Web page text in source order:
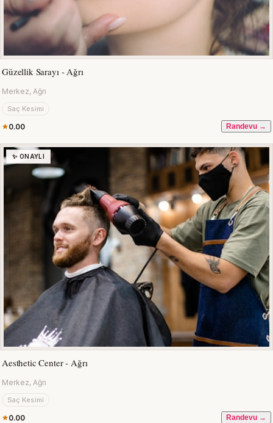
Güzellik Sarayı - Ağrı
Merkez, Ağrı
Saç Kesimi
0.00 Randevu →
✨ ONAYLI
Aesthetic Center - Ağrı
Merkez, Ağrı
Saç Kesimi
0.00 Randevu →